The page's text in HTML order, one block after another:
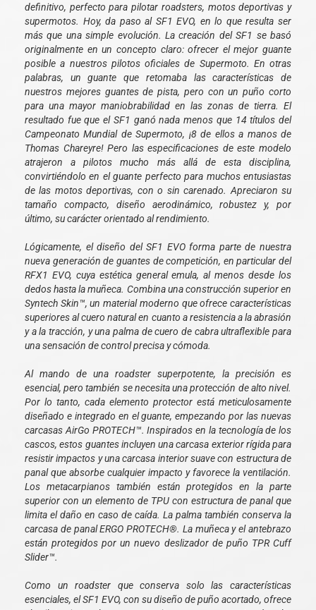
definitivo, perfecto para pilotar roadsters, motos deportivas y
supermotos. Hoy, da paso al SF1 EVO, en lo que resulta ser
más que una simple evolución. La creación del SF1 se basó
originalmente en un concepto claro: ofrecer el mejor guante
posible a nuestros pilotos oficiales de Supermoto. En otras
palabras, un guante que retomaba las características de
nuestros mejores guantes de pista, pero con un puño corto
para una mayor maniobrabilidad en las zonas de tierra. El
resultado fue que el SF1 ganó nada menos que 14 títulos del
Campeonato Mundial de Supermoto, ¡8 de ellos a manos de
Thomas Chareyre! Pero las especificaciones de este modelo
atrajeron a pilotos mucho más allá de esta disciplina,
convirtiéndolo en el guante perfecto para muchos entusiastas
de las motos deportivas, con o sin carenado. Apreciaron su
tamaño compacto, diseño aerodinámico, robustez y, por
último, su carácter orientado al rendimiento.
Lógicamente, el diseño del SF1 EVO forma parte de nuestra
nueva generación de guantes de competición, en particular del
RFX1 EVO, cuya estética general emula, al menos desde los
dedos hasta la muñeca. Combina una construcción superior en
Syntech Skin™, un material moderno que ofrece características
superiores al cuero natural en cuanto a resistencia a la abrasión
y a la tracción, y una palma de cuero de cabra ultraflexible para
una sensación de control precisa y cómoda.
Al mando de una roadster superpotente, la precisión es
esencial, pero también se necesita una protección de alto nivel.
Por lo tanto, cada elemento protector está meticulosamente
diseñado e integrado en el guante, empezando por las nuevas
carcasas AirGo PROTECH™. Inspirados en la tecnología de los
cascos, estos guantes incluyen una carcasa exterior rígida para
resistir impactos y una carcasa interior suave con estructura de
panal que absorbe cualquier impacto y favorece la ventilación.
Los metacarpianos también están protegidos en la parte
superior con un elemento de TPU con estructura de panal que
limita el daño en caso de caída. La palma también conserva la
carcasa de panal ERGO PROTECH®. La muñeca y el antebrazo
están protegidos por un nuevo deslizador de puño TPR Cuff
Slider™.
Como un roadster que conserva solo las características
esenciales, el SF1 EVO, con su diseño de puño acortado, ofrece